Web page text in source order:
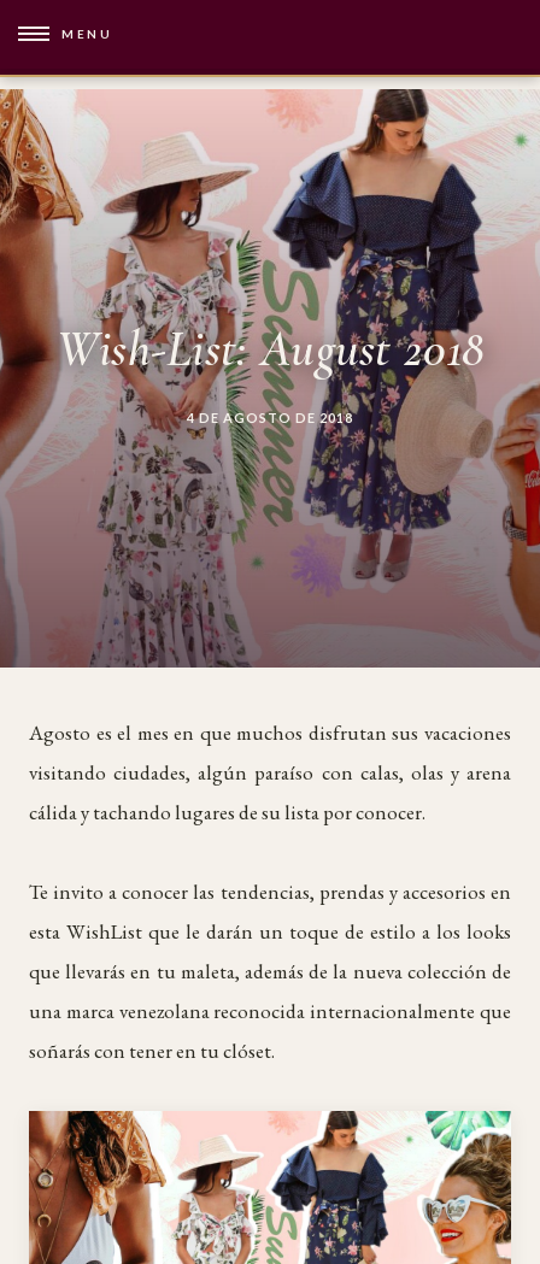
MENU
Wish-List: August 2018
4 DE AGOSTO DE 2018
Agosto es el mes en que muchos disfrutan sus vacaciones
visitando ciudades, algún paraíso con calas, olas y arena
cálida y tachando lugares de su lista por conocer.
Te invito a conocer las tendencias, prendas y accesorios en
esta WishList que le darán un toque de estilo a los looks
que llevarás en tu maleta, además de la nueva colección de
una marca venezolana reconocida internacionalmente que
soñarás con tener en tu clóset.